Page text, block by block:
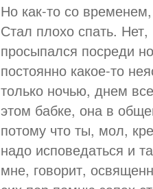
Но как-то со
Стал плохо спать.
просыпался посреди
постоянно какое-то
только ночью, днем
этом бабке, она в
потому что ты, мол,
надо исповедаться и
мне, говорит,